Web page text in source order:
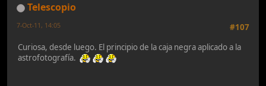
Telescopio
#107
7-Oct-11, 14:05
Curiosa, desde luego. El principio de la caja negra aplicado a la
astrofotografía.